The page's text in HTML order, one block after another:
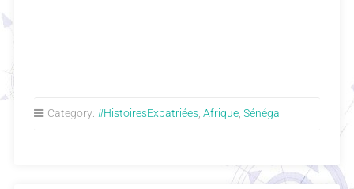
Category: #HistoiresExpatriées, Afrique, Sénégal